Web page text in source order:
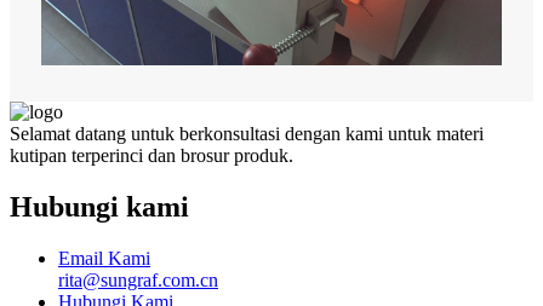
Selamat datang untuk berkonsultasi dengan kami untuk materi
kutipan terperinci dan brosur produk.
Hubungi kami
Email Kami
rita@sungraf.com.cn
Hubungi Kami